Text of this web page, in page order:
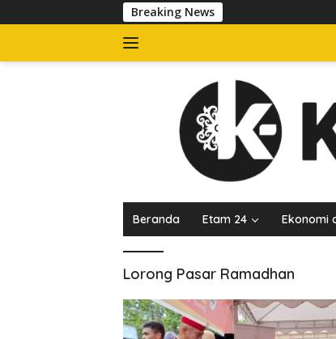
ke
Breaking News
Beranda Etam 24 Ekonomi
Lorong Pasar Ramadhan